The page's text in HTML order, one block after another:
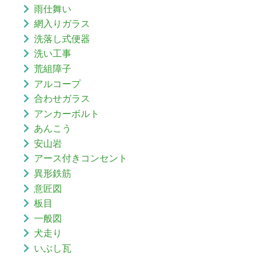
雨仕舞い
網入りガラス
洗落し式便器
洗い工事
荒組障子
アルコープ
合わせガラス
アンカーボルト
あんこう
安山岩
アース付きコンセント
異形鉄筋
意匠図
板目
一般図
犬走り
いぶし瓦